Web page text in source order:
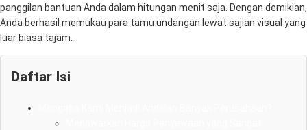
panggilan bantuan Anda dalam hitungan menit saja. Dengan demikian,
Anda berhasil memukau para tamu undangan lewat sajian visual yang
luar biasa tajam.
Daftar Isi